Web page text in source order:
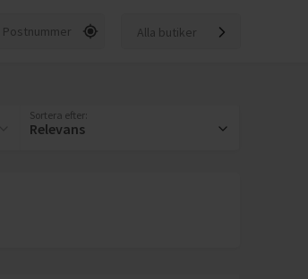
Alla butiker
Sortera efter:
Relevans